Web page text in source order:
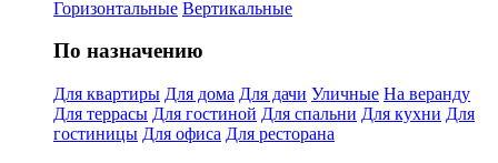
Горизонтальные Вертикальные
По назначению
Для квартиры Для дома Для дачи Уличные На веранду
Для террасы Для гостиной Для спальни Для кухни Для
гостиницы Для офиса Для ресторана